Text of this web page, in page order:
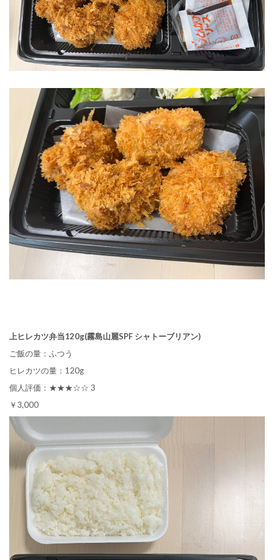
上ヒレカツ弁当120g(霧島山麗SPF シャトーブリアン)
ご飯の量：ふつう
ヒレカツの量：120g
個人評価：★★★☆☆ 3
￥3,000